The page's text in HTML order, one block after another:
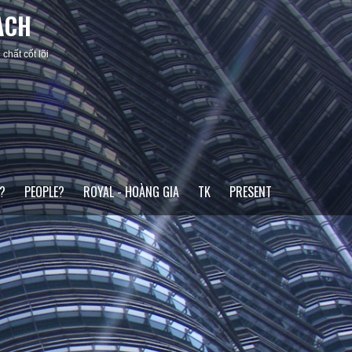
chất cốt lõi
PEOPLE? ROYAL - HOÀNG GIA TK PRESENT